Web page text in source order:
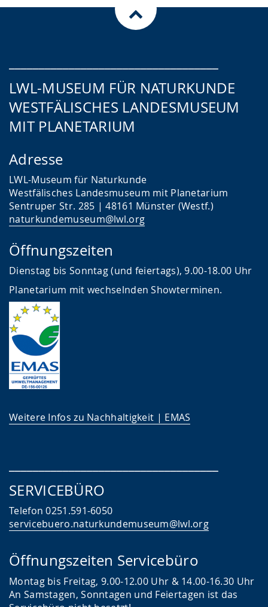
LWL-MUSEUM FÜR NATURKUNDE
WESTFÄLISCHES LANDESMUSEUM
MIT PLANETARIUM
Adresse
LWL-Museum für Naturkunde
Westfälisches Landesmuseum mit Planetarium
Sentruper Str. 285 | 48161 Münster (Westf.)
naturkundemuseum@lwl.org
Öffnungszeiten
Dienstag bis Sonntag (und feiertags), 9.00-18.00 Uhr
Planetarium mit wechselnden Showterminen.
Weitere Infos zu Nachhaltigkeit | EMAS
SERVICEBÜRO
Telefon 0251.591-6050
servicebuero.naturkundemuseum@lwl.org
Öffnungszeiten Servicebüro
Montag bis Freitag, 9.00-12.00 Uhr & 14.00-16.30 Uhr
An Samstagen, Sonntagen und Feiertagen ist das